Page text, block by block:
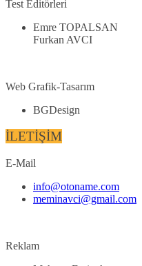
Test Editörleri
Emre TOPALSAN
Furkan AVCI
Web Grafik-Tasarım
BGDesign
İLETİŞİM
E-Mail
info@otoname.com
meminavci@gmail.com
Reklam